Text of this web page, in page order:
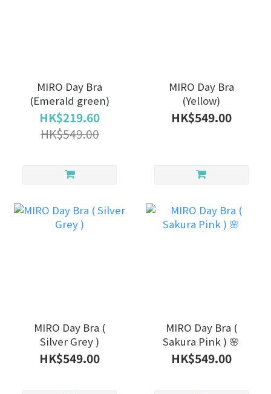
MIRO Day Bra
(Emerald green)
HK$219.60
HK$549.00
MIRO Day Bra
(Yellow)
HK$549.00
MIRO Day Bra (
Silver Grey )
HK$549.00
MIRO Day Bra (
Sakura Pink ) 🌸
HK$549.00